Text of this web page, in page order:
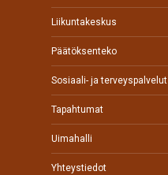
Liikuntakeskus
Päätöksenteko
Sosiaali- ja terveyspalvelut
Tapahtumat
Uimahalli
Yhteystiedot